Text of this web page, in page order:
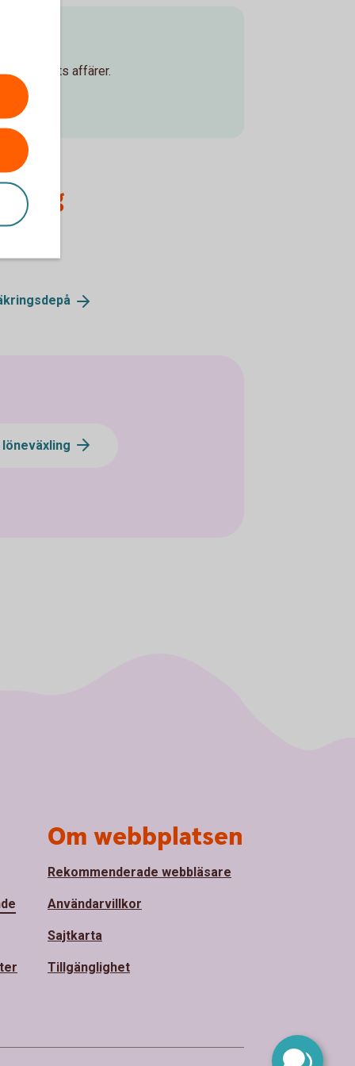
företagets affärer.
Om webbplatsen
Rekommenderade webbläsare
Användarvillkor
Sajtkarta
Tillgänglighet